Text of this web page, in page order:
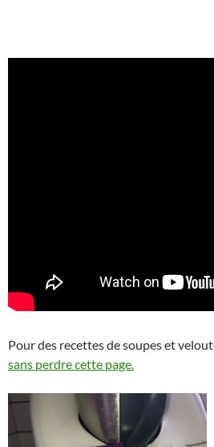
Pour des recettes de soupes et
sans perdre cette page.